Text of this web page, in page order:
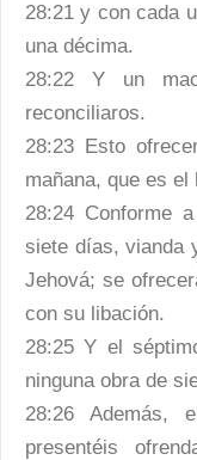
28:21 y con cada
una décima.
28:22 Y un
reconciliaros.
28:23 Esto
mañana, que es
28:24 Conforme
siete días, vianda
Jehová; se
con su libación.
28:25 Y el
ninguna obra de
28:26 Además,
presentéis